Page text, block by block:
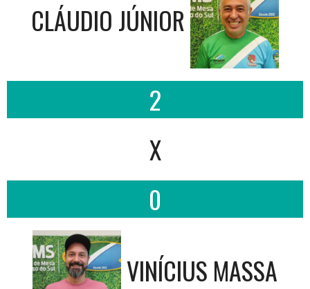
CLÁUDIO JÚNIOR
2
X
0
VINÍCIUS MASSA